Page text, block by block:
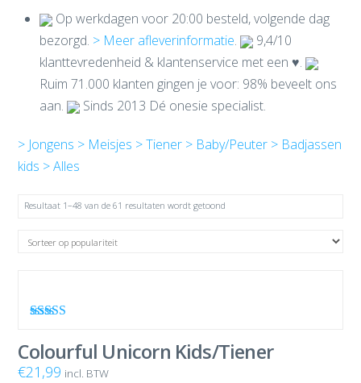
Op werkdagen voor 20:00 besteld, volgende dag
bezorgd. > Meer afleverinformatie.
9,4/10
klanttevredenheid & klantenservice met een ♥.
Ruim 71.000 klanten gingen je voor: 98% beveelt ons
aan.
Sinds 2013 Dé onesie specialist.
> Jongens > Meisjes > Tiener > Baby/Peuter > Badjassen
kids > Alles
Resultaat 1–48 van de 61 resultaten wordt getoond
4.67
uit 5
Colourful Unicorn Kids/Tiener
€21,99 incl. BTW